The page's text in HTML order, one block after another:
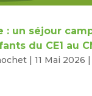
: un séjour
du CE1 au
| 11 Mai 2026 |